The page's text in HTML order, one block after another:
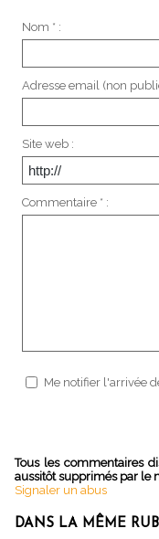
Nom * :
Adresse email (non
Site web :
Commentaire * :
Me notifier l'arrivée
Tous les commentaires
aussitôt supprimés par le
Signaler un abus
DANS LA MÊME